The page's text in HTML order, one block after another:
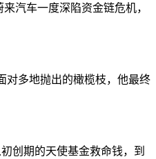
汽车一度深陷资金链危机，
多地抛出的橄榄枝，他最终
创期的天使基金救命钱，到